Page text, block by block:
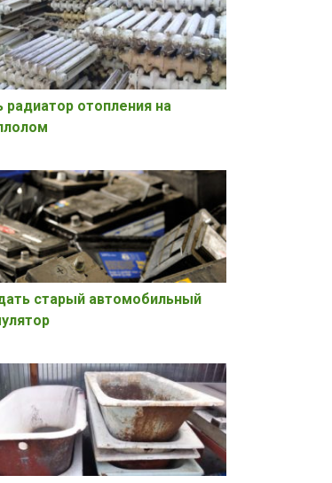
радиатор отопления на
старый автомобильный